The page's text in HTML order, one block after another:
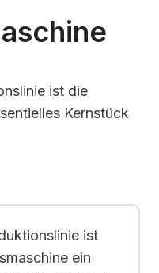
ist die
Kernstück
ist
ein